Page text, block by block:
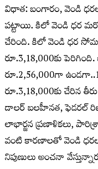
విధాత: బంగారం, వెండి
పట్టాయి. కిలో వెండి ధర
చేరింది. కిలో వెండి ధర
రూ.3,18,000కు
రూ.2,56,000గా
రూ.3,18,000కు చేరిన
డాలర్ బలహీనత, ఫెడరల్
లాభార్జన ప్రణాళికలు,
వంటి కారణాలతో వెండి
నిపుణులు అంచనా